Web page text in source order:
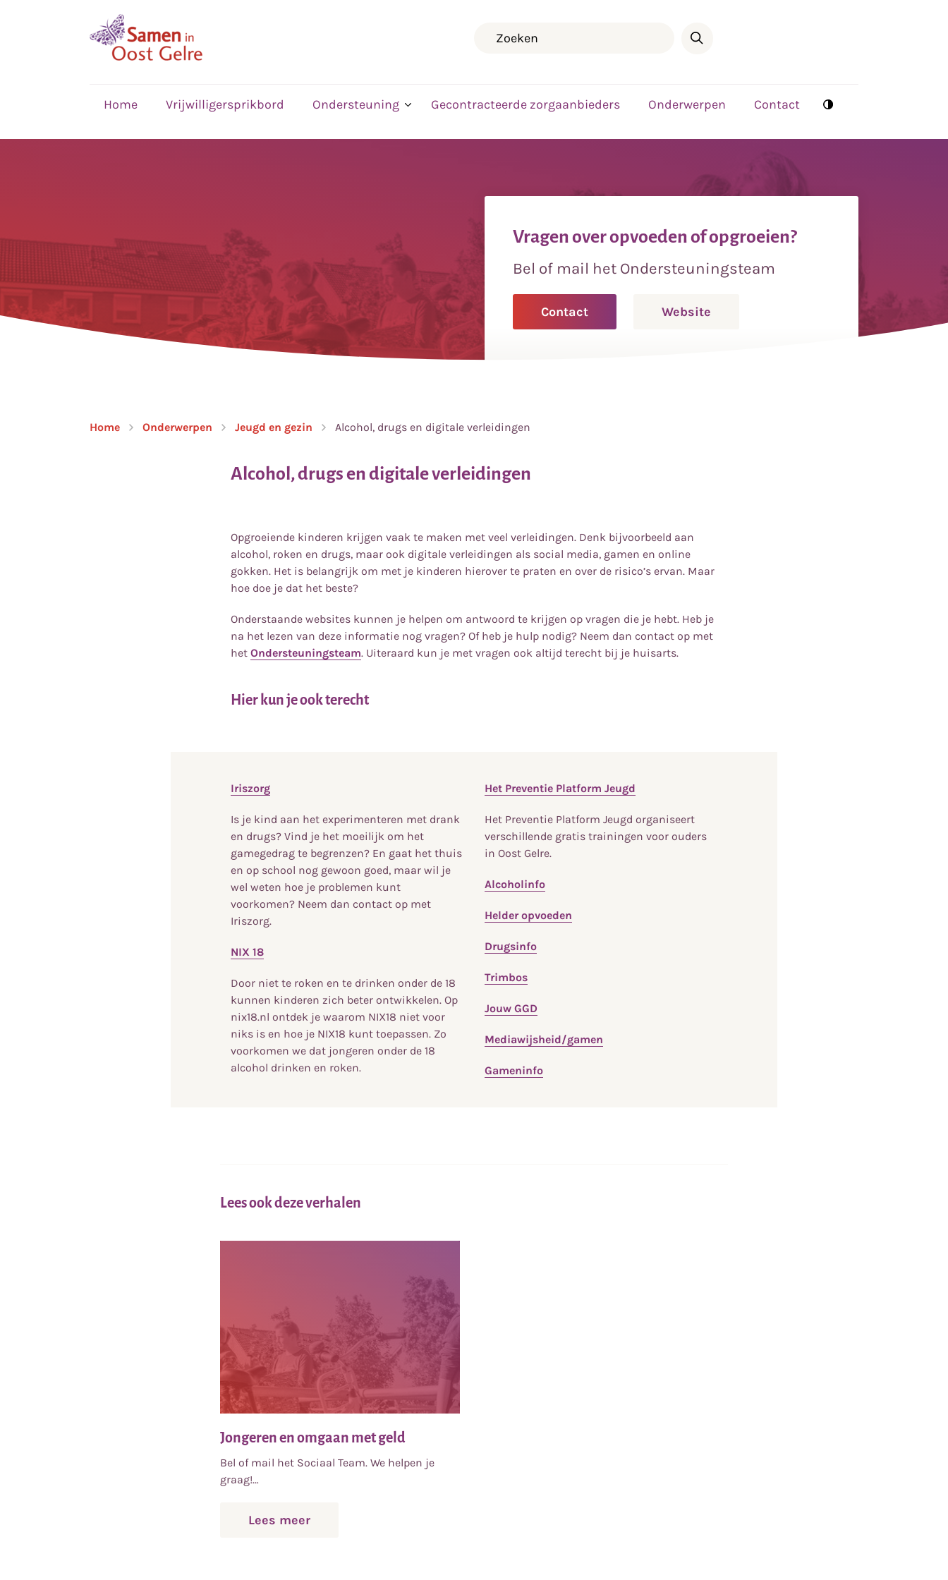
Home Vrijwilligersprikbord Ondersteuning Gecontracteerde zorgaanbieders Onderwerpen Contact
Vragen over opvoeden of opgroeien?
Bel of mail het Ondersteuningsteam
Contact Website
Home Onderwerpen Jeugd en gezin Alcohol, drugs en digitale verleidingen
Alcohol, drugs en digitale verleidingen
Opgroeiende kinderen krijgen vaak te maken met veel verleidingen. Denk bijvoorbeeld aan
alcohol, roken en drugs, maar ook digitale verleidingen als social media, gamen en online
gokken. Het is belangrijk om met je kinderen hierover te praten en over de risico’s ervan. Maar
hoe doe je dat het beste?
Onderstaande websites kunnen je helpen om antwoord te krijgen op vragen die je hebt. Heb je
na het lezen van deze informatie nog vragen? Of heb je hulp nodig? Neem dan contact op met
het Ondersteuningsteam. Uiteraard kun je met vragen ook altijd terecht bij je huisarts.
Hier kun je ook terecht
Iriszorg
Is je kind aan het experimenteren met drank
en drugs? Vind je het moeilijk om het
gamegedrag te begrenzen? En gaat het thuis
en op school nog gewoon goed, maar wil je
wel weten hoe je problemen kunt
voorkomen? Neem dan contact op met
Iriszorg.
NIX 18
Door niet te roken en te drinken onder de 18
kunnen kinderen zich beter ontwikkelen. Op
nix18.nl ontdek je waarom NIX18 niet voor
niks is en hoe je NIX18 kunt toepassen. Zo
voorkomen we dat jongeren onder de 18
alcohol drinken en roken.
Het Preventie Platform Jeugd
Het Preventie Platform Jeugd organiseert
verschillende gratis trainingen voor ouders
in Oost Gelre.
Alcoholinfo
Helder opvoeden
Drugsinfo
Trimbos
Jouw GGD
Mediawijsheid/gamen
Gameninfo
Lees ook deze verhalen
Jongeren en omgaan met geld
Bel of mail het Sociaal Team. We helpen je
graag!…
Lees meerover